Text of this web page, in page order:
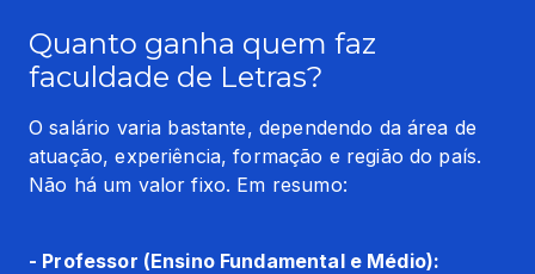
Quanto ganha quem faz
faculdade de Letras?
O salário varia bastante, dependendo da área de
atuação, experiência, formação e região do país.
Não há um valor fixo. Em resumo:
- Professor (Ensino Fundamental e Médio):